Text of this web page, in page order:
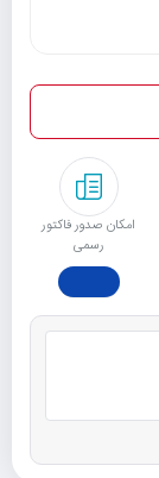
امکان صدور فاکتور
رسمی